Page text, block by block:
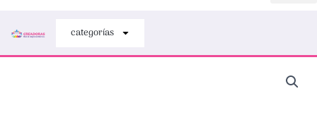
categorías